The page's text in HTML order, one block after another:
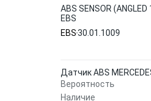
ABS SENSOR
EBS
EBS30.01.1009
Датчик ABS
Вероятность
Наличие